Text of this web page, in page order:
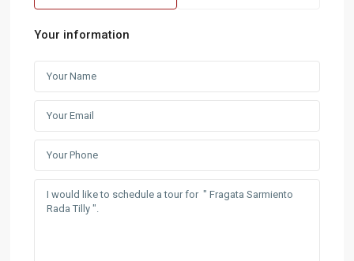
Your information